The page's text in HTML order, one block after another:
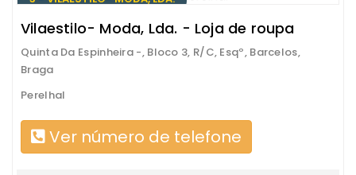
Vilaestilo- Moda, Lda. - Loja de roupa
Quinta Da Espinheira -, Bloco 3, R/C, Esqº, Barcelos,
Braga
Perelhal
Ver número de telefone